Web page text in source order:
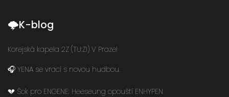
🌩K-blog
Korejská kapela 2Z (TU:ZI) V Praze!
🎧 YENA se vrací s novou hudbou.
💔 Šok pro ENGENE: Heeseung opouští ENHYPEN